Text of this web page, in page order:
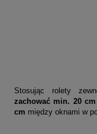
Stosując rolety
zachować min. 20 cm
cm między oknami w